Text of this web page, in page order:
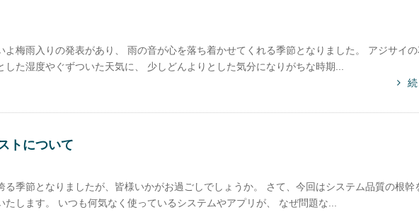
よ梅雨入りの発表があり、 雨の音が心を落ち着かせてくれる季節となりました。 アジサイ
た湿度やぐずついた天気に、 少しどんよりとした気分になりがちな時期...
トについて
る季節となりましたが、皆様いかがお過ごしでしょうか。 さて、今回はシステム品質の根幹
たします。 いつも何気なく使っているシステムやアプリが、 なぜ問題な...